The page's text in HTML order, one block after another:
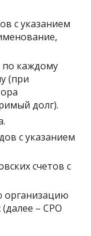
с указанием
по каждому
(при
долг).
с указанием
счетов с
организацию
– СРО